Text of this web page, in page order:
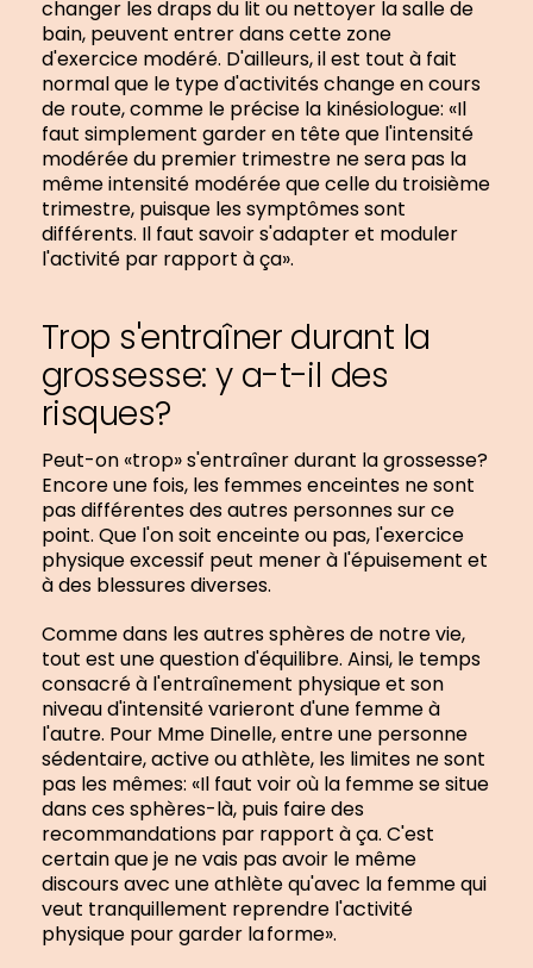
changer les draps du lit ou nettoyer la salle de
bain, peuvent entrer dans cette zone
d'exercice modéré. D'ailleurs, il est tout à fait
normal que le type d'activités change en cours
de route, comme le précise la kinésiologue: «Il
faut simplement garder en tête que l'intensité
modérée du premier trimestre ne sera pas la
même intensité modérée que celle du troisième
trimestre, puisque les symptômes sont
différents. Il faut savoir s'adapter et moduler
l'activité par rapport à ça».
Trop s'entraîner durant la
grossesse: y a-t-il des
risques?
Peut-on «trop» s'entraîner durant la grossesse?
Encore une fois, les femmes enceintes ne sont
pas différentes des autres personnes sur ce
point. Que l'on soit enceinte ou pas, l'exercice
physique excessif peut mener à l'épuisement et
à des blessures diverses.
Comme dans les autres sphères de notre vie,
tout est une question d'équilibre. Ainsi, le temps
consacré à l'entraînement physique et son
niveau d'intensité varieront d'une femme à
l'autre. Pour Mme Dinelle, entre une personne
sédentaire, active ou athlète, les limites ne sont
pas les mêmes: «Il faut voir où la femme se situe
dans ces sphères-là, puis faire des
recommandations par rapport à ça. C'est
certain que je ne vais pas avoir le même
discours avec une athlète qu'avec la femme qui
veut tranquillement reprendre l'activité
physique pour garder la forme».